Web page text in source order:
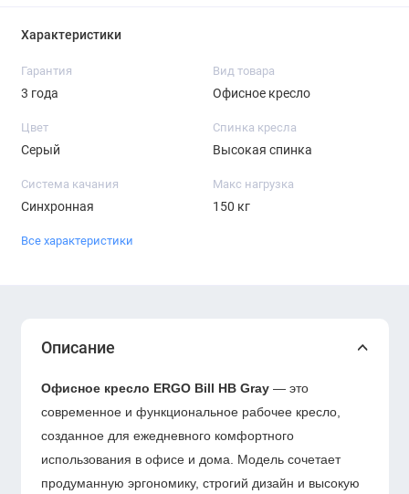
Характеристики
Гарантия
3 года
Вид товара
Офисное кресло
Цвет
Серый
Спинка кресла
Высокая спинка
Система качания
Синхронная
Макс нагрузка
150 кг
Все характеристики
Описание
Офисное кресло ERGO Bill HB Gray — это
современное и функциональное рабочее кресло,
созданное для ежедневного комфортного
использования в офисе и дома. Модель сочетает
продуманную эргономику, строгий дизайн и высокую